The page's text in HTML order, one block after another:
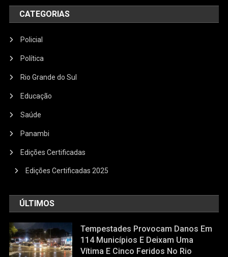
CATEGORIAS
Policial
Política
Rio Grande do Sul
Educação
Saúde
Panambi
Edições Certificadas
Edições Certificadas 2025
ÚLTIMOS
Tempestades Provocam Danos Em
114 Municípios E Deixam Uma
Vítima E Cinco Feridos No Rio